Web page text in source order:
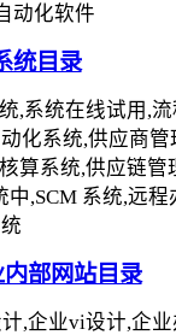
动化软件
统目录
,系统在线试用,
化系统,供应商管
算系统,供应链管
中,SCM 系统,远
部网站目录
,企业vi设计,企